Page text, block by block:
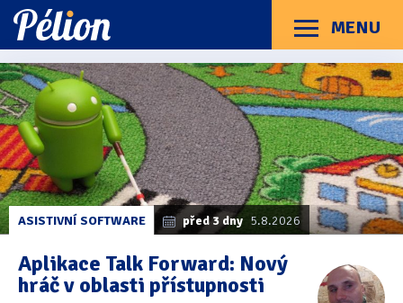
Přejít
na
štítky
Přejít
na
kategorie
Přejít
na
obsah
MENU
Menu
Články
Příručky O Pélionu Kontakt
Kategorie článků
Dotazníky
(3)
Hardware(163)
Braillské řádky(31)
Lupy
Mobilní zařízení (85)
Články
z
kategorie
Pracuji
zrakem
sluchem
ASISTIVNÍ SOFTWARE před 3 dny 5.8.2026
Aplikace Talk Forward: Nový
hráč v oblasti přístupnosti